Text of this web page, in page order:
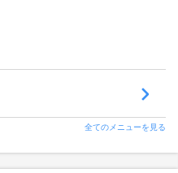
全てのメニューを見る